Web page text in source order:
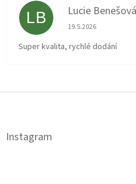
LB Lucie Benešová
Hodnocení
19.5.2026
Super kvalita, rychlé dodání
Z
Instagram